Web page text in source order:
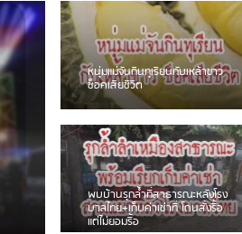
ชาวเน็ตฮา! รถเครื่องแม่สายชน
ป้ายร้านโลงศพแล้วหนี พบเสาหัก
เบรคหัก หวิดได้ใช้บริการ
หนุ่มเจียงฮายจ่ม พบถังน้ำดื่มตก
กลางถนน รถเครื่องหลบไม่ทันล้ม
บาดเจ็บ